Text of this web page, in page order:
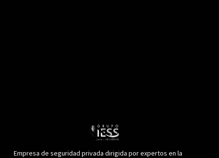
Empresa de seguridad privada dirigida por expertos en la